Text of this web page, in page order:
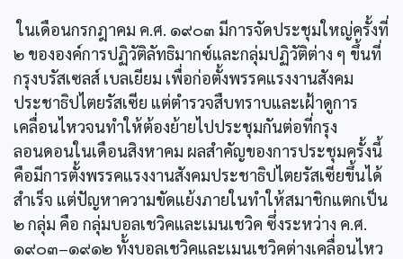
ในเดือนกรกฎาคม ค.ศ. ๑๙๐๓ มีการจัดประชุมใหญ่ครั้งที่
๒ ขององค์การปฏิวัติลัทธิมากซ์และกลุ่มปฏิวัติต่าง ๆ ขึ้นที่
กรุงบรัสเซลส์ เบลเยียม เพื่อก่อตั้งพรรคแรงงานสังคม
ประชาธิปไตยรัสเซีย แต่ตำรวจสืบทราบและเฝ้าดูการ
เคลื่อนไหวจนทำให้ต้องย้ายไปประชุมกันต่อที่กรุง
ลอนดอนในเดือนสิงหาคม ผลสำคัญของการประชุมครั้งนี้
คือมีการตั้งพรรคแรงงานสังคมประชาธิปไตยรัสเซียขึ้นได้
สำเร็จ แต่ปัญหาความขัดแย้งภายในทำให้สมาชิกแตกเป็น
๒ กลุ่ม คือ กลุ่มบอลเชวิคและเมนเชวิค ซึ่งระหว่าง ค.ศ.
๑๙๐๓–๑๙๑๒ ทั้งบอลเชวิคและเมนเชวิคต่างเคลื่อนไหว